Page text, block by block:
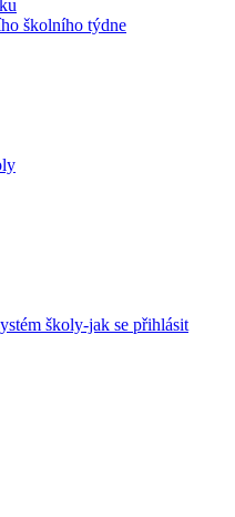
školního týdne
školy-jak se přihlásit